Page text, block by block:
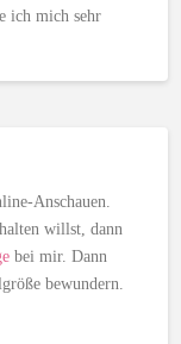
ich mich sehr
Anschauen.
willst, dann
bei mir. Dann
bewundern.